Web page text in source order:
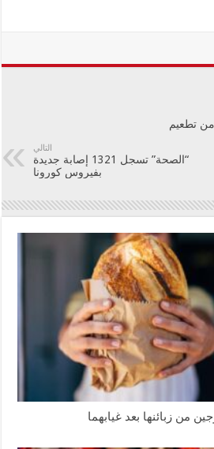
7 فئات من تطعيم
التالي
“الصحة” تسجل 1321 إصابة جديدة
بفيروس كورونا
من زبائنها بعد غيابهما